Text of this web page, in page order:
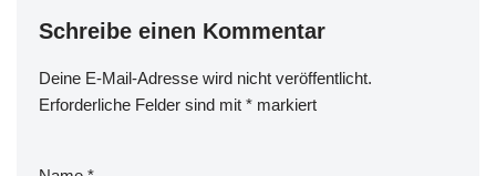
Schreibe einen Kommentar
Deine E-Mail-Adresse wird nicht veröffentlicht.
Erforderliche Felder sind mit * markiert